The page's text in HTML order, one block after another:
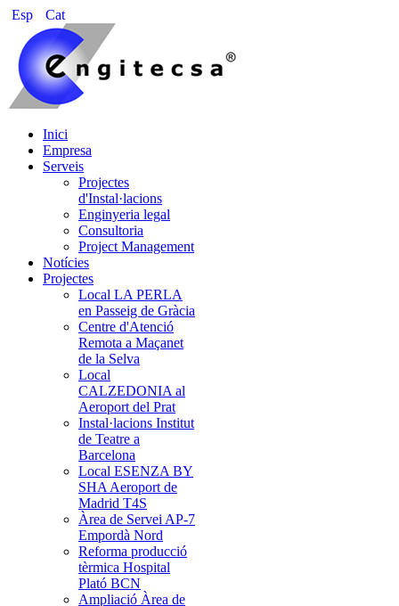
Esp Cat
Inici
Empresa
Serveis
Projectes
d'Instal·lacions
Enginyeria legal
Consultoria
Project Management
Notícies
Projectes
Local LA PERLA
en Passeig de Gràcia
Centre d'Atenció
Remota a Maçanet
de la Selva
Local
CALZEDONIA al
Aeroport del Prat
Instal·lacions Institut
de Teatre a
Barcelona
Local ESENZA BY
SHA Aeroport de
Madrid T4S
Àrea de Servei AP-7
Empordà Nord
Reforma producció
tèrmica Hospital
Plató BCN
Ampliació Àrea de